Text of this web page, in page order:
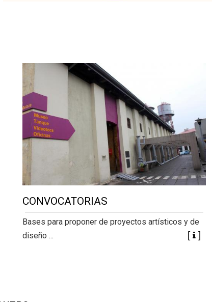
CONVOCATORIAS
Bases para proponer de proyectos artísticos y de
diseño ...